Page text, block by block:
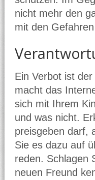
nicht mehr den
mit den
Ein Verbot ist
macht das
sich mit Ihrem
und was nicht.
preisgeben darf,
Sie es dazu auf
reden. Schlagen
neuen Freund